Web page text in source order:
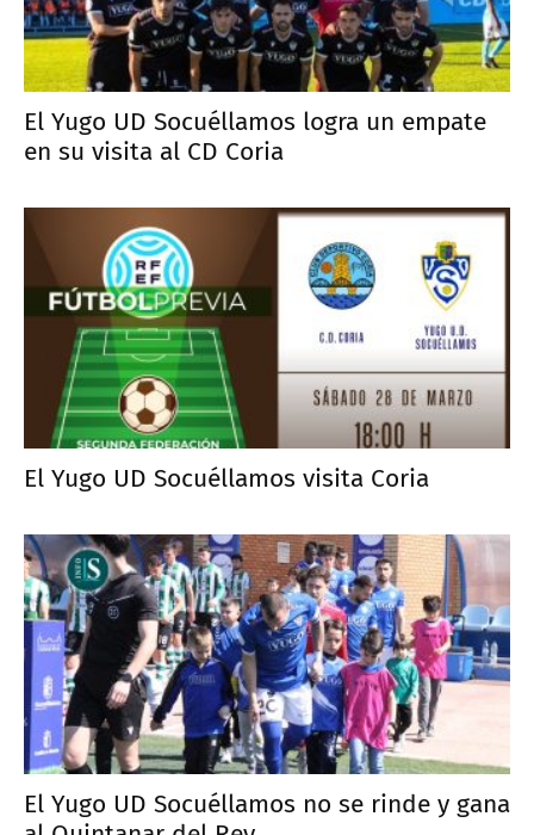
El Yugo UD Socuéllamos logra un empate
en su visita al CD Coria
El Yugo UD Socuéllamos visita Coria
El Yugo UD Socuéllamos no se rinde y gana